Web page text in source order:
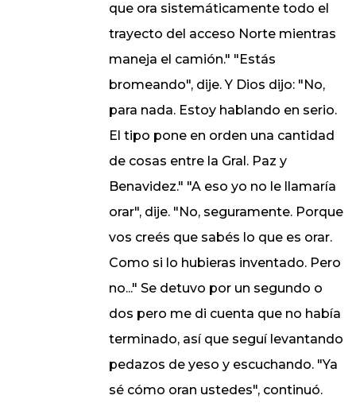
que ora sistemáticamente todo el
trayecto del acceso Norte mientras
maneja el camión." "Estás
bromeando", dije. Y Dios dijo: "No,
para nada. Estoy hablando en serio.
El tipo pone en orden una cantidad
de cosas entre la Gral. Paz y
Benavidez." "A eso yo no le llamaría
orar", dije. "No, seguramente. Porque
vos creés que sabés lo que es orar.
Como si lo hubieras inventado. Pero
no..." Se detuvo por un segundo o
dos pero me di cuenta que no había
terminado, así que seguí levantando
pedazos de yeso y escuchando. "Ya
sé cómo oran ustedes", continuó.